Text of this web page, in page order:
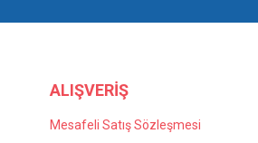
olmalı. ALIŞVERİŞ
Mesafeli Satış Sözleşmesi